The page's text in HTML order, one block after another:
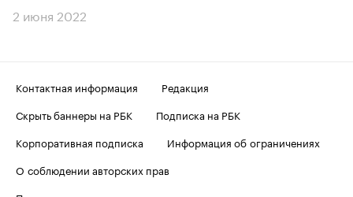
2 июня 2022
Контактная информация
Редакция
Скрыть баннеры на РБК
Подписка на РБК
Корпоративная подписка
Информация об ограничениях
О соблюдении авторских прав